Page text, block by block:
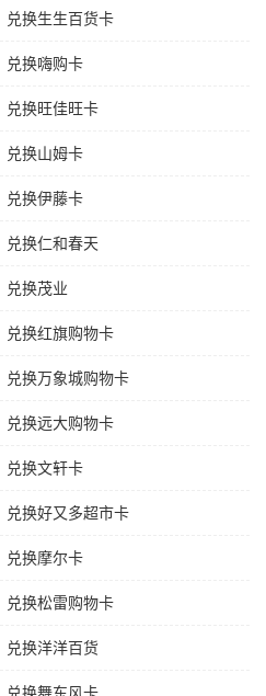
兑换生生百货卡
兑换嗨购卡
兑换旺佳旺卡
兑换山姆卡
兑换伊藤卡
兑换仁和春天
兑换茂业
兑换红旗购物卡
兑换万象城购物卡
兑换远大购物卡
兑换文轩卡
兑换好又多超市卡
兑换摩尔卡
兑换松雷购物卡
兑换洋洋百货